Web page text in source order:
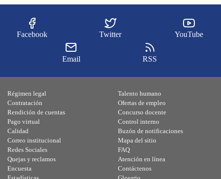
Facebook Twitter YouTube
Email RSS
Régimen legal
Contratación
Rendición de cuentas
Pago virtual
Calidad
Talento humano
Ofertas de empleo
Concurso docente
Control interno
Buzón de notificaciones
Correo institucional
Redes Sociales
Quejas y reclamos
Encuesta
Mapa del sitio
FAQ
Atención en línea
Contáctenos